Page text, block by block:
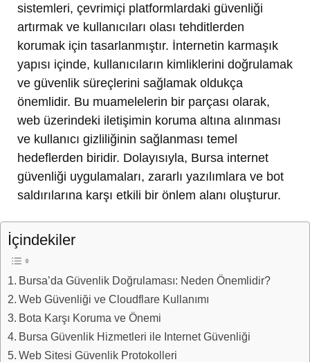
sistemleri, çevrimiçi platformlardaki güvenliği
artırmak ve kullanıcıları olası tehditlerden
korumak için tasarlanmıştır. İnternetin karmaşık
yapısı içinde, kullanıcıların kimliklerini doğrulamak
ve güvenlik süreçlerini sağlamak oldukça
önemlidir. Bu muamelelerin bir parçası olarak,
web üzerindeki iletişimin koruma altına alınması
ve kullanıcı gizliliğinin sağlanması temel
hedeflerden biridir. Dolayısıyla, Bursa internet
güvenliği uygulamaları, zararlı yazılımlara ve bot
saldırılarına karşı etkili bir önlem alanı oluşturur.
İçindekiler
Bursa’da Güvenlik Doğrulaması: Neden Önemlidir?
Web Güvenliği ve Cloudflare Kullanımı
Bota Karşı Koruma ve Önemi
Bursa Güvenlik Hizmetleri ile Internet Güvenliği
Web Sitesi Güvenlik Protokolleri